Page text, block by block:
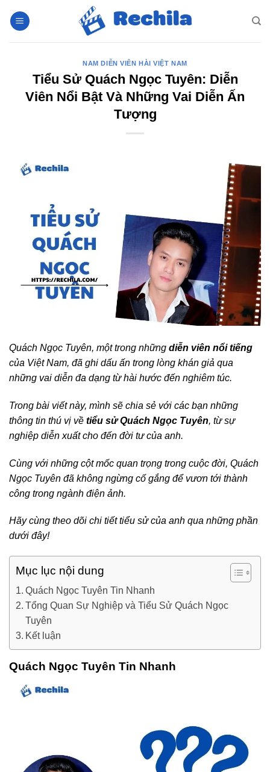
qua
NAM DIỄN VIÊN HÀI VIỆT NAM
Tiểu Sử Quách Ngọc Tuyên: Diễn
Viên Nổi Bật Và Những Vai Diễn Ấn
Tượng
Quách Ngọc Tuyên, một trong những diễn viên nổi tiếng
của Việt Nam, đã ghi dấu ấn trong lòng khán giả qua
những vai diễn đa dạng từ hài hước đến nghiêm túc.
Trong bài viết này, mình sẽ chia sẻ với các bạn những
thông tin thú vị về tiểu sử Quách Ngọc Tuyên, từ sự
nghiệp diễn xuất cho đến đời tư của anh.
Cùng với những cột mốc quan trọng trong cuộc đời, Quách
Ngọc Tuyên đã không ngừng cố gắng để vươn tới thành
công trong ngành điện ảnh.
Hãy cùng theo dõi chi tiết tiểu sử của anh qua những phần
dưới đây!
Mục lục nội dung
Quách Ngọc Tuyên Tin Nhanh
Tổng Quan Sự Nghiệp và Tiểu Sử Quách Ngọc
Tuyên
Kết luận
Quách Ngọc Tuyên Tin Nhanh